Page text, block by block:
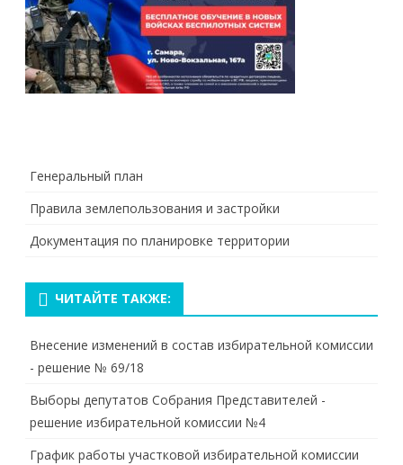
Генеральный план
Правила землепользования и застройки
Документация по планировке территории
ЧИТАЙТЕ ТАКЖЕ:
Внесение изменений в состав избирательной комиссии
- решение № 69/18
Выборы депутатов Собрания Представителей -
решение избирательной комиссии №4
График работы участковой избирательной комиссии